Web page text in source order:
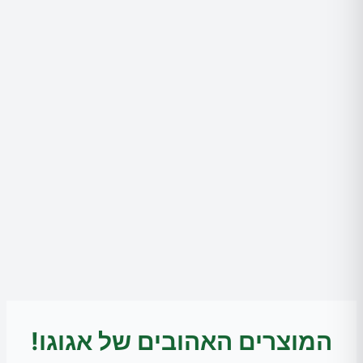
המוצרים האהובים של אגוגו!